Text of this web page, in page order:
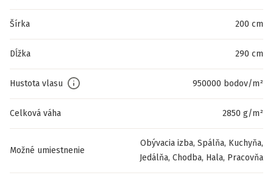
Šírka 200 cm
Dĺžka 290 cm
Hustota vlasu 950000 bodov/m²
Celková váha 2850 g/m²
Možné umiestnenie
Obývacia izba, Spálňa, Kuchyňa,
Jedálňa, Chodba, Hala, Pracovňa